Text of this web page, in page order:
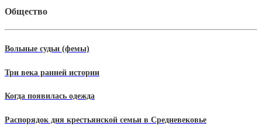
Общество
Вольные судьи (фемы)
Три века ранней истории
Когда появилась одежда
Распорядок дня крестьянской семьи в Средневековье